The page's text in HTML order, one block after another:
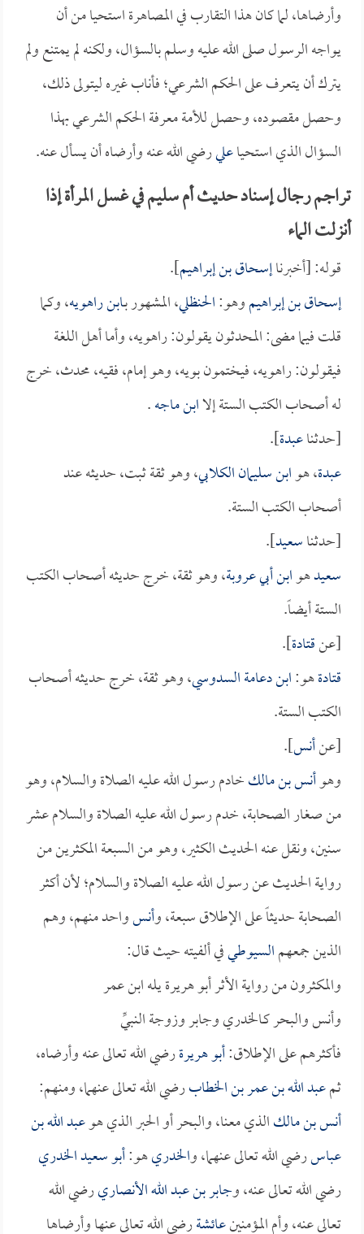
وأرضاها، لما كان هذا التقارب في المصاهرة استحيا من أن
يواجه الرسول صلى الله عليه وسلم بالسؤال، ولكنه لم يمتنع ولم
يترك أن يتعرف على الحكم الشرعي؛ فأناب غيره ليتولى ذلك،
وحصل مقصوده، وحصل للأمة معرفة الحكم الشرعي بهذا
السؤال الذي استحياعليرضي الله عنه وأرضاه أن يسأل عنه.
تراجم رجال إسناد حديث أم سليم في غسل المرأة إذا
أنزلت الماء
قوله: [أخبرناإسحاق بن إبراهيم].
إسحاق بن إبراهيموهو:الحنظلي، المشهور بـابن راهويه، وكما
قلت فيما مضى: المحدثون يقولون: راهويه، وأما أهل اللغة
فيقولون: راهويه، فيختمون بويه، وهو إمام، فقيه، محدث، خرج
له أصحاب الكتب الستة إلاابن ماجه.
[حدثناعبدة].
عبدة، هوابن سليمان الكلابي، وهو ثقة ثبت، حديثه عند
أصحاب الكتب الستة.
[حدثناسعيد].
سعيدهوابن أبي عروبة، وهو ثقة، خرج حديثه أصحاب الكتب
الستة أيضاً.
[عنقتادة].
قتادةهو:ابن دعامة السدوسي، وهو ثقة، خرج حديثه أصحاب
الكتب الستة.
[عنأنس].
وهوأنس بن مالكخادم رسول الله عليه الصلاة والسلام، وهو
من صغار الصحابة، خدم رسول الله عليه الصلاة والسلام عشر
سنين، ونقل عنه الحديث الكثير، وهو من السبعة المكثرين من
رواية الحديث عن رسول الله عليه الصلاة والسلام؛ لأن أكثر
الصحابة حديثاً على الإطلاق سبعة، وأنسواحد منهم، وهم
الذين جمعهمالسيوطيفي ألفيته حيث قال:
والمكثرون من رواية الأثر أبو هريرة يله ابن عمر
وأنس والبحر كـالخدري وجابر وزوجة النبيِّ
فأكثرهم على الإطلاق:أبو هريرةرضي الله تعالى عنه وأرضاه،
ثمعبد الله بن عمر بن الخطابرضي الله تعالى عنهما، ومنهم:
أنس بن مالكالذي معنا، والبحر أو الحبر الذي هوعبد الله بن
عباسرضي الله تعالى عنهما، والخدريهو:أبو سعيد الخدري
رضي الله تعالى عنه، وجابر بن عبد الله الأنصاريرضي الله
تعالى عنه، وأم المؤمنينعائشةرضي الله تعالى عنها وأرضاها